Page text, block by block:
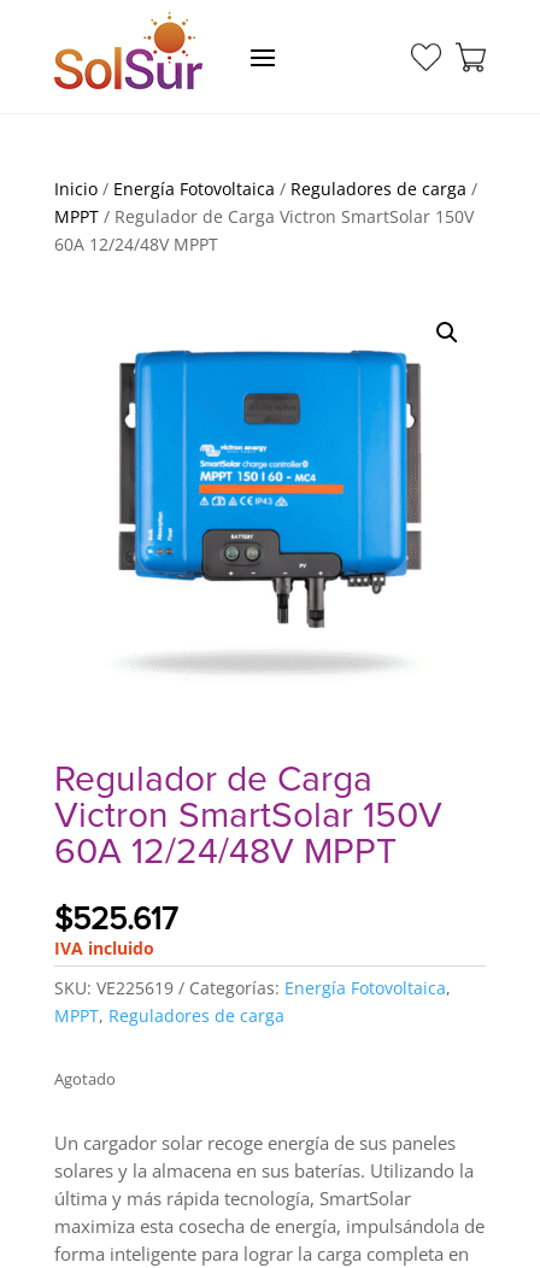
Inicio/ Energía Fotovoltaica / Reguladores de carga /
MPPT/ Regulador de Carga Victron SmartSolar 150V
60A 12/24/48V MPPT
Regulador de Carga
Victron SmartSolar 150V
60A 12/24/48V MPPT
$525.617
IVA incluido
SKU: VE225619 Categorías: Energía Fotovoltaica,
MPPT, Reguladores de carga
Agotado
Un cargador solar recoge energía de sus paneles
solares y la almacena en sus baterías. Utilizando la
última y más rápida tecnología, SmartSolar
maximiza esta cosecha de energía, impulsándola de
forma inteligente para lograr la carga completa en